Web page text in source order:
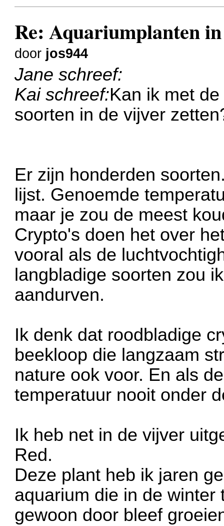
Re: Aquariumplanten
door jos944
Jane schreef:
Kai schreef:Kan ik met
soorten in de vijver
Er zijn honderden
lijst. Genoemde
maar je zou de meest
Crypto's doen het over
vooral als de
langbladige soorten zou
aandurven.
Ik denk dat roodbladige
beekloop die langzaam
nature ook voor. En als
temperatuur nooit onder
Ik heb net in de vijver
Red.
Deze plant heb ik jaren
aquarium die in de
gewoon door bleef